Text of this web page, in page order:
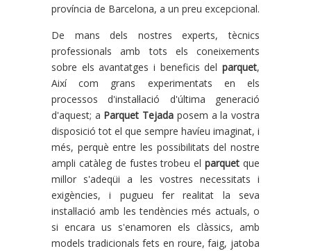
província de Barcelona, ​​a un preu excepcional.
De mans dels nostres experts, tècnics
professionals amb tots els coneixements
sobre els avantatges i beneficis del parquet,
Així com grans experimentats en els
processos d'instal·lació d'última generació
d'aquest; a Parquet Tejada posem a la vostra
disposició tot el que sempre havíeu imaginat, i
més, perquè entre les possibilitats del nostre
ampli catàleg de fustes trobeu elparquet que
millor s'adeqüi a les vostres necessitats i
exigències, i pugueu fer realitat la seva
instal·lació amb les tendències més actuals, o
si encara us s'enamoren els clàssics, amb
models tradicionals fets en roure, faig, jatoba